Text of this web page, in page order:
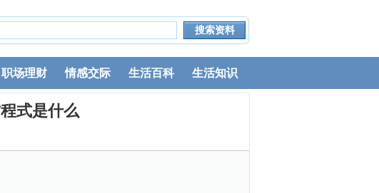
职场理财 情感交际 生活百科 生活知识
式是什么